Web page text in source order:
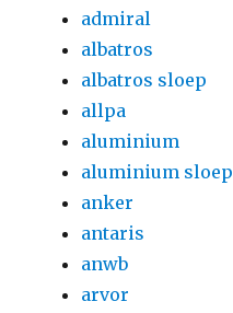
admiral
albatros
albatros sloep
allpa
aluminium
aluminium sloep
anker
antaris
anwb
arvor